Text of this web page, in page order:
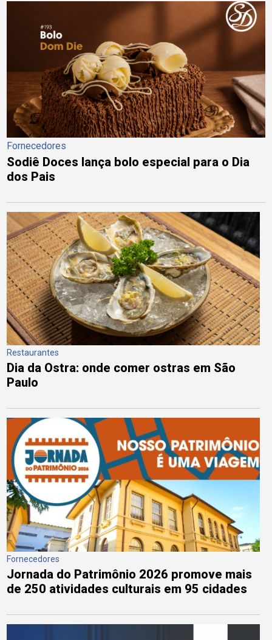
Fornecedores
Sodiê Doces lança bolo especial para o Dia
dos Pais
Restaurantes
Dia da Ostra: onde comer ostras em São
Paulo
Fornecedores
Jornada do Patrimônio 2026 promove mais
de 250 atividades culturais em 95 cidades